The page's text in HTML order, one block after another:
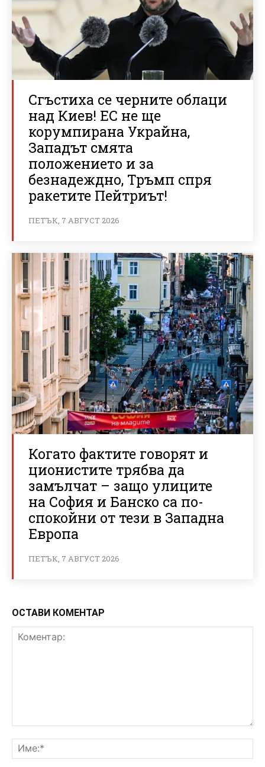
Сгъстиха се черните облаци
над Киев! ЕС не ще
корумпирана Украйна,
Западът смята
положението и за
безнадеждно, Тръмп спря
ракетите Пейтриът!
ПЕТЪК, 7 АВГУСТ 2026
Когато фактите говорят и
ционистите трябва да
замълчат – защо улиците
на София и Банско са по-
спокойни от тези в Западна
Европа
ПЕТЪК, 7 АВГУСТ 2026
ОСТАВИ КОМЕНТАР